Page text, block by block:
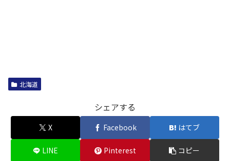
北海道
シェアする
X Facebook はてブ
LINE Pinterest コピー